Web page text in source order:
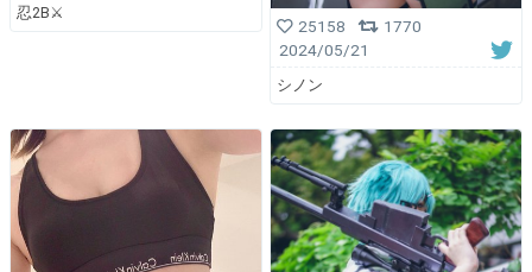
忍2B⚔️
25158
1770
2024/05/21
シノン